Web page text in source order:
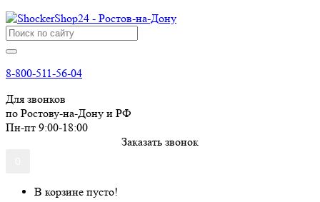
8-800-511-56-04
Для звонков
по Ростову-на-Дону и РФ
Пн-пт 9:00-18:00
Заказать звонок
В корзине пусто!